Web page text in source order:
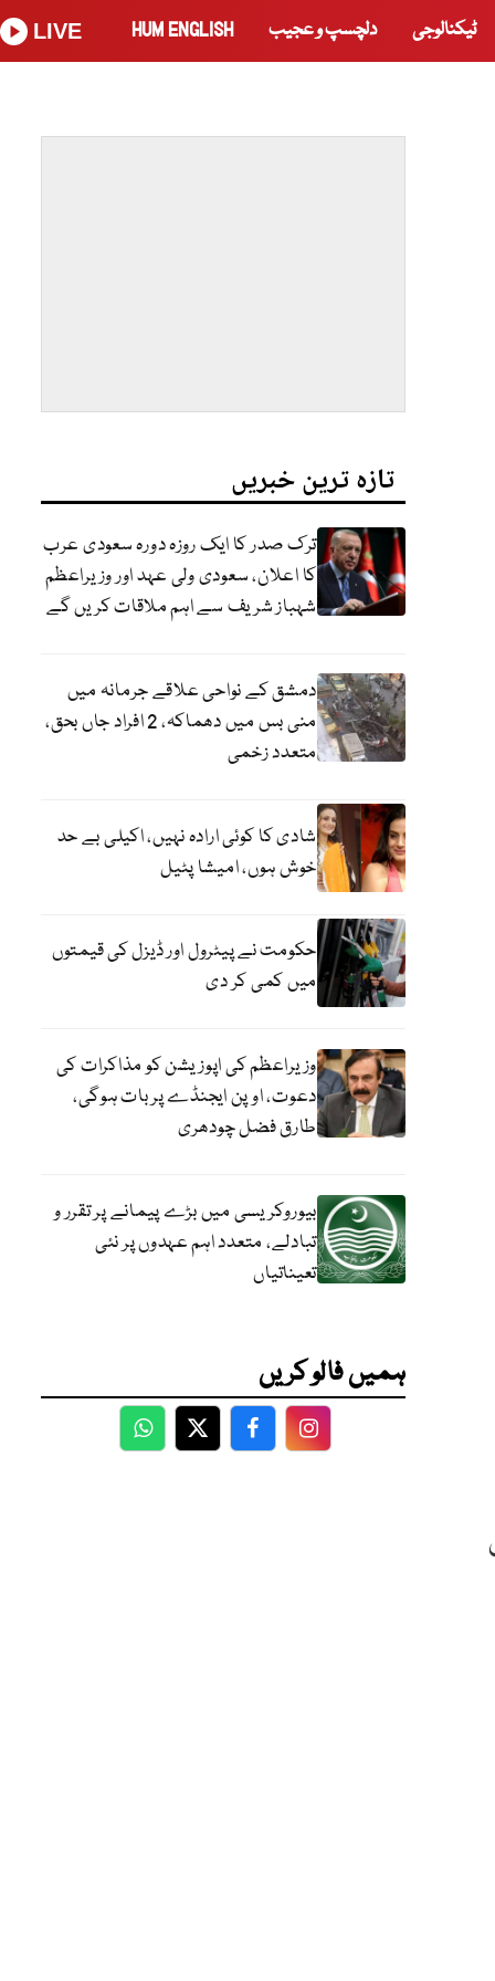
ٹیکنالوجی دلچسپ و عجیب HUM ENGLISH
LIVE
تازہ ترین خبریں
ترک صدر کا ایک روزہ دورہ سعودی عرب
کا اعلان، سعودی ولی عہد اور وزیراعظم
شہباز شریف سے اہم ملاقات کریں گے
دمشق کے نواحی علاقے جرمانہ میں
منی بس میں دھماکہ، 2 افراد جاں بحق،
متعدد زخمی
شادی کا کوئی ارادہ نہیں، اکیلی بے حد
خوش ہوں، امیشا پٹیل
حکومت نے پیٹرول اور ڈیزل کی قیمتوں
میں کمی کر دی
وزیراعظم کی اپوزیشن کو مذاکرات کی
دعوت، اوپن ایجنڈے پر بات ہوگی،
طارق فضل چودھری
بیوروکریسی میں بڑے پیمانے پر تقرر و
تبادلے، متعدد اہم عہدوں پر نئی
تعیناتیاں
ہمیں فالو کریں
WhatsApp
TwitterFacebookFacebook